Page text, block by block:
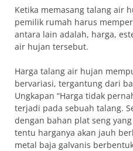
Ketika memasang talang air
pemilik rumah harus
antara lain adalah, harga,
air hujan tersebut.
Harga talang air hujan
bervariasi, tergantung dari
Ungkapan “Harga tidak
terjadi pada sebuah talang.
dengan bahan plat seng
tentu harganya akan jauh
metal baja galvanis